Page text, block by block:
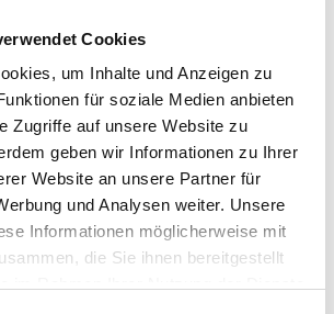
Cookies
um Inhalte und Anzeigen zu
für soziale Medien anbieten
Zugriffe auf unsere Website zu
geben wir Informationen zu Ihrer
Website an unsere Partner für
und Analysen weiter. Unsere
Informationen möglicherweise mit
die Sie ihnen bereitgestellt
im Vergleich zu den meisten
Heizsystemen kostengünstiger.
das bestehende Heizsystem
einer TOSHIBA Klimaanlage